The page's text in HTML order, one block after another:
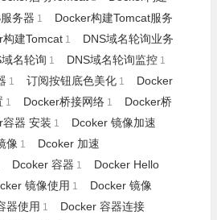
务器 1
Docker构建Tomcat服务
构建Tomcat 1
DNS域名轮询业务
名轮询 1 DNS域名轮询监控 1
1 订阅按钮底色美化 1
Docker
1 Docker桥接网络 1
Docker桥
容器 安装 1 Dcoker 镜像加速
像 1 Dcoker 加速
Dcoker 容器 1
Docker Hello
镜像使用 1 Docker 镜像
器使用 1 Docker 容器连接